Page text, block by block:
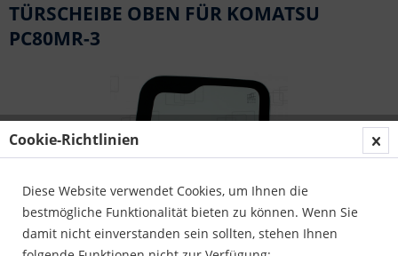
TÜRSCHEIBE OBEN FÜR KOMATSU
PC80MR-3
Cookie-Richtlinien
Diese Website verwendet Cookies, um Ihnen die
bestmögliche Funktionalität bieten zu können. Wenn Sie
damit nicht einverstanden sein sollten, stehen Ihnen